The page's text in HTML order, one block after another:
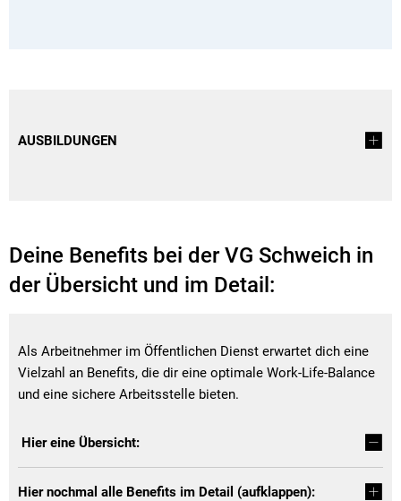
AUSBILDUNGEN
Deine Benefits bei der VG Schweich in
der Übersicht und im Detail:
Als Arbeitnehmer im Öffentlichen Dienst erwartet dich eine
Vielzahl an Benefits, die dir eine optimale Work-Life-Balance
und eine sichere Arbeitsstelle bieten.
Hier eine Übersicht:
Hier nochmal alle Benefits im Detail (aufklappen):